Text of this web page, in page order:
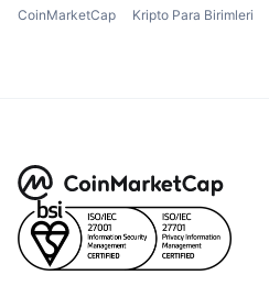
CoinMarketCap Kripto Para Birimleri